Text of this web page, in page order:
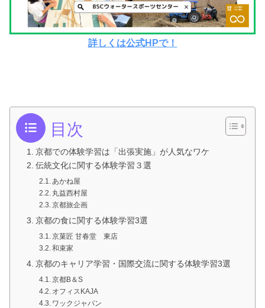
詳しくは公式HPで！
目次
京都での体験学習は「出張実施」が人気なワケ
伝統文化に関する体験学習３選
あかね屋
丸益西村屋
京都旅企画
京都の食に関する体験学習3選
京菓匠 甘春堂 東店
和束家
京都のキャリア学習・国際交流に関する体験学習3選
京都B＆S
オフィスKAJA
ワックジャパン